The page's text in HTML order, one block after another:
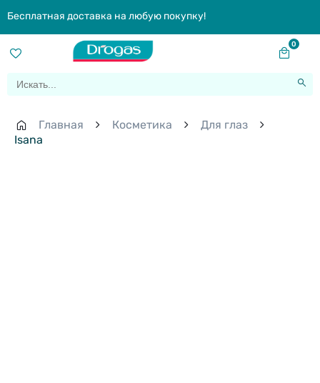
Бесплатная доставка на любую покупку!
0
Главная Косметика
Для глаз
Isana